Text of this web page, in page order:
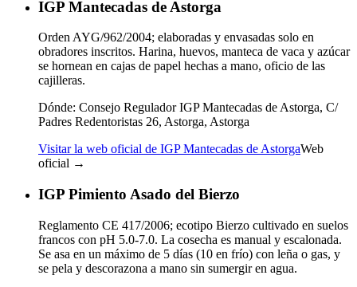
IGP Mantecadas de Astorga
Orden AYG/962/2004; elaboradas y envasadas solo en
obradores inscritos. Harina, huevos, manteca de vaca y azúcar
se hornean en cajas de papel hechas a mano, oficio de las
cajilleras.
Dónde: Consejo Regulador IGP Mantecadas de Astorga, C/
Padres Redentoristas 26, Astorga, Astorga
Visitar la web oficial de IGP Mantecadas de AstorgaWeb
oficial →
IGP Pimiento Asado del Bierzo
Reglamento CE 417/2006; ecotipo Bierzo cultivado en suelos
francos con pH 5.0-7.0. La cosecha es manual y escalonada.
Se asa en un máximo de 5 días (10 en frío) con leña o gas, y
se pela y descorazona a mano sin sumergir en agua.